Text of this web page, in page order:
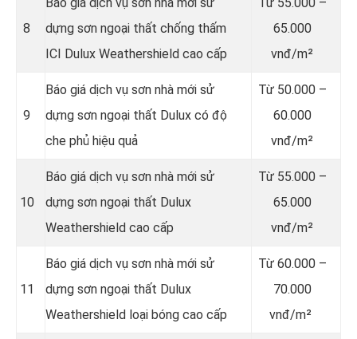
8
dựng sơn ngoại thất chống thấm
ICI Dulux Weathershield cao cấp
65.000
vnđ/m²
9
Báo giá dịch vụ sơn nhà mới sử
dựng sơn ngoại thất Dulux có độ
che phủ hiệu quả
Từ 50.000 –
60.000
vnđ/m²
10
Báo giá dịch vụ sơn nhà mới sử
dựng sơn ngoại thất Dulux
Weathershield cao cấp
Từ 55.000 –
65.000
vnđ/m²
11
Báo giá dịch vụ sơn nhà mới sử
dựng sơn ngoại thất Dulux
Weathershield loại bóng cao cấp
Từ 60.000 –
70.000
vnđ/m²